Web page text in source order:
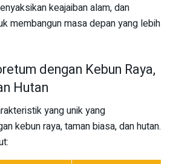
keajaiban alam, dan
membangun masa depan yang lebih
dengan Kebun Raya,
Hutan
yang unik yang
kebun raya, taman biasa, dan hutan.